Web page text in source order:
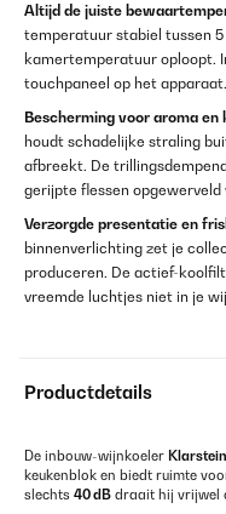
Altijd de juiste
temperatuur stabiel tussen 5
kamertemperatuur oploopt.
touchpaneel op het apparaat.
Bescherming voor aroma en
houdt schadelijke straling
afbreekt. De
gerijpte flessen opgewerveld
Verzorgde presentatie en
binnenverlichting zet je
produceren. De actief-
vreemde luchtjes niet in je
Productdetails
De inbouw-wijnkoeler
keukenblok en biedt ruimte
slechts 40 dB draait hij vrijwel